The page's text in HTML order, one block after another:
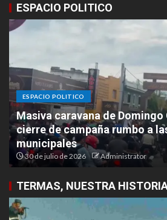
ESPACIO POLITICO
ESPACIO POLITICO
Masiva caravana de
cierre de campaña rumbo a
municipales
30 de julio de 2026 Administrator
TERMAS, NUESTRA